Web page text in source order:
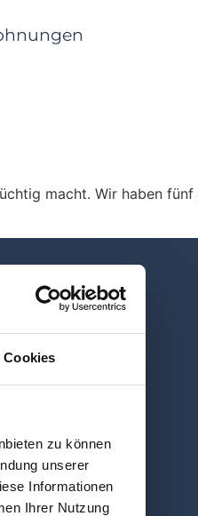
Cookies
zu können
unserer
Informationen
Ihrer Nutzung
macht. Wir haben